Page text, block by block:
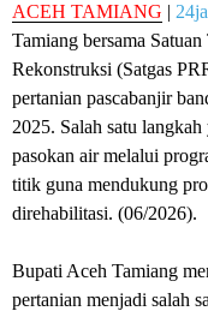
ACEH TAMIANG |
Tamiang bersama
Rekonstruksi (Satgas
pertanian pascabanjir
2025. Salah satu
pasokan air melalui
titik guna mendukung
direhabilitasi. (06/2026).
Bupati Aceh Tamiang
pertanian menjadi salah